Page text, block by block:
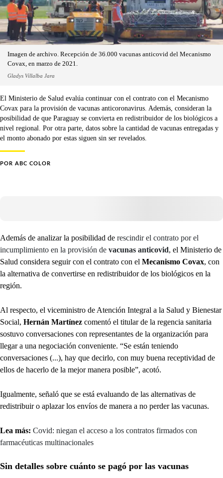
Imagen de archivo. Recepción de 36.000 vacunas anticovid del Mecanismo
Covax, en marzo de 2021.
Gladys Villalba Jara
El Ministerio de Salud evalúa continuar con el contrato con el Mecanismo
Covax para la provisión de vacunas anticoronavirus. Además, consideran la
posibilidad de que Paraguay se convierta en redistribuidor de los biológicos a
nivel regional. Por otra parte, datos sobre la cantidad de vacunas entregadas y
el monto abonado por estas siguen sin ser revelados.
POR ABC COLOR
Además de analizar la posibilidad de rescindir el contrato por el
incumplimiento en la provisión de vacunas anticovid, el Ministerio de
Salud considera seguir con el contrato con el Mecanismo Covax, con
la alternativa de convertirse en redistribuidor de los biológicos en la
región.
Al respecto, el viceministro de Atención Integral a la Salud y Bienestar
Social, Hernán Martínez comentó el titular de la regencia sanitaria
sostuvo conversaciones con representantes de la organización para
llegar a una negociación conveniente. “Se están teniendo
conversaciones (...), hay que decirlo, con muy buena receptividad de
ellos de hacerlo de la mejor manera posible”, acotó.
Igualmente, señaló que se está evaluando de las alternativas de
redistribuir o aplazar los envíos de manera a no perder las vacunas.
Lea más: Covid: niegan el acceso a los contratos firmados con
farmacéuticas multinacionales
Sin detalles sobre cuánto se pagó por las vacunas